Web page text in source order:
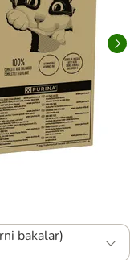
bakalar)